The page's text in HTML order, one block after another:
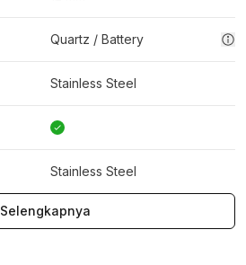
Quartz / Battery
Stainless Steel
Stainless Steel
Selengkapnya